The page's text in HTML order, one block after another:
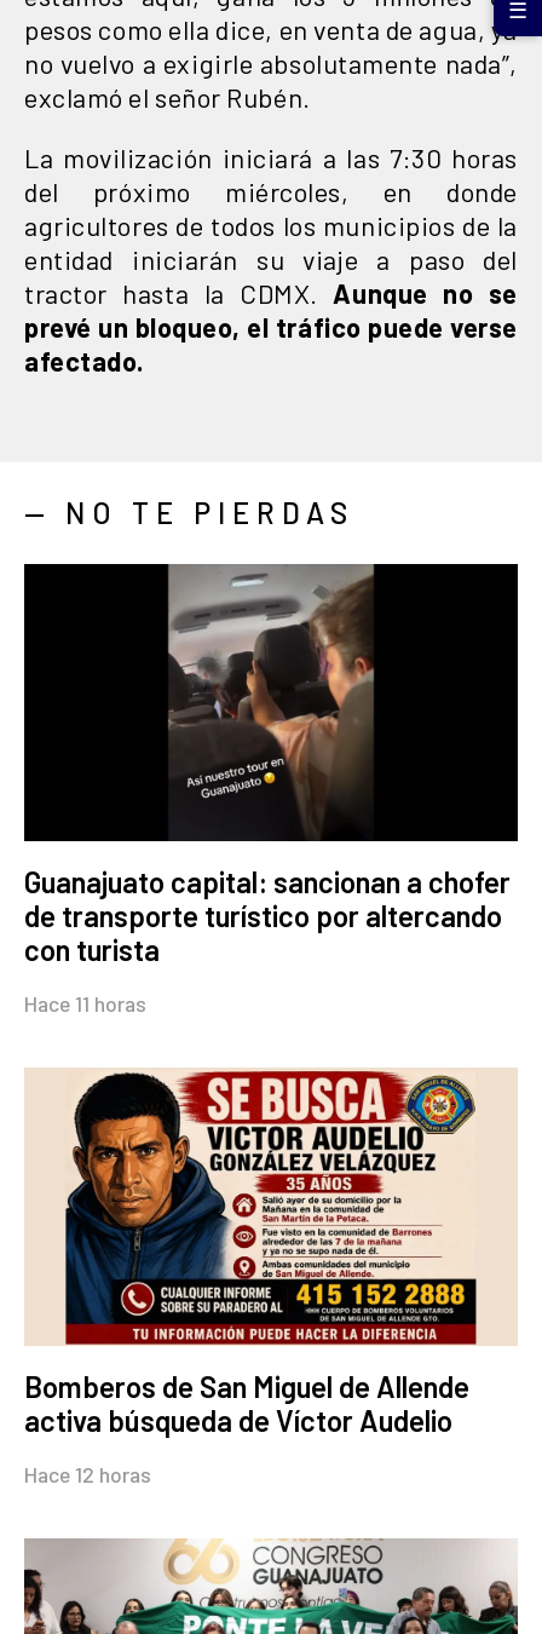
pesos como ella dice, en venta de agua, ya
no vuelvo a exigirle absolutamente nada”,
exclamó el señor Rubén.
La movilización iniciará a las 7:30 horas
del próximo miércoles, en donde
agricultores de todos los municipios de la
entidad iniciarán su viaje a paso del
tractor hasta la CDMX. Aunque no se
prevé un bloqueo, el tráfico puede verse
afectado.
— NO TE PIERDAS
Guanajuato capital: sancionan a chofer
de transporte turístico por altercando
con turista
Hace 11 horas
Bomberos de San Miguel de Allende
activa búsqueda de Víctor Audelio
Hace 12 horas
☰